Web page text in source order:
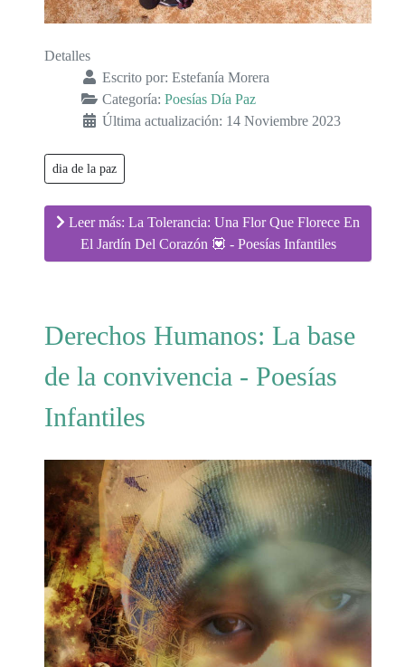
Detalles
Escrito por: Estefanía Morera
Categoría: Poesías Día Paz
Última actualización: 14 Noviembre 2023
dia de la paz
Leer más: La Tolerancia: Una Flor Que Florece En
El Jardín Del Corazón 💟 - Poesías Infantiles
Derechos Humanos: La base
de la convivencia - Poesías
Infantiles